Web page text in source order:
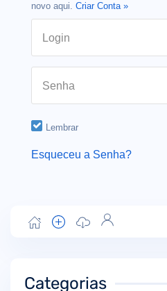
novo aqui. Criar Conta »
Login
Senha
Lembrar
Esqueceu a Senha?
Categorias